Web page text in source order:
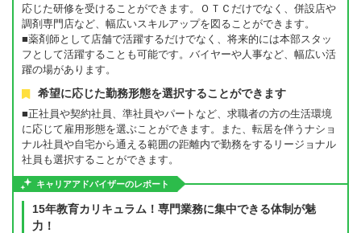
応じた研修を受けることができます。ＯＴＣだけでなく、併設店や
調剤専門店など、幅広いスキルアップを図ることができます。
■薬剤師として店舗で活躍するだけでなく、将来的には本部スタッ
フとして活躍することも可能です。バイヤーや人事など、幅広い活
躍の場があります。
希望に応じた勤務形態を選択することができます
■正社員や契約社員、準社員やパートなど、求職者の方の生活環境
に応じて雇用形態を選ぶことができます。また、転居を伴うナショ
ナル社員や自宅から通える範囲の距離内で勤務をするリージョナル
社員も選択することができます。
キャリアアドバイザーのレポート
15年教育カリキュラム！専門業務に集中できる体制が魅
力！